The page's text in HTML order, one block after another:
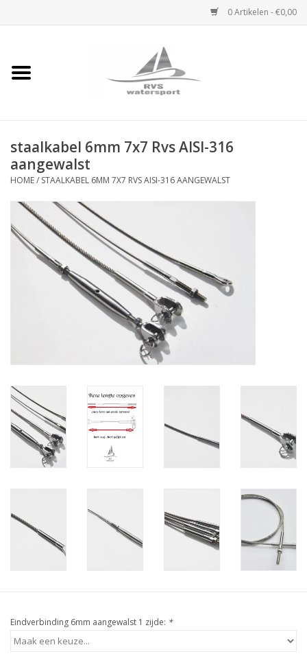
0 Artikelen - €0,00
Home
Rvs Dekbeslag
Rvs Accessoires
Rvs Ketting
Handlier
Rvs Staalkabel spanner
Staalkabel met coating
staalkabel 6mm 7x7 Rvs AISI-316
aangewalst
HOME/ STAALKABEL 6MM 7X7 RVS AISI-316 AANGEWALST
Eindverbinding 6mm aangewalst 1 zijde: *